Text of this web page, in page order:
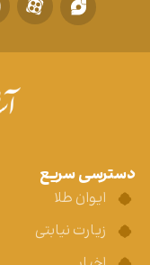
دسترسی سریع
ایوان طلا
زیارت نیابتی